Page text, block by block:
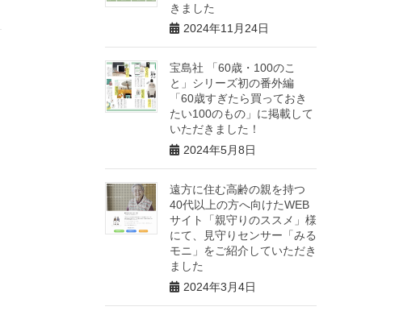
きました
2024年11月24日
宝島社 「60歳・100のこ
と」シリーズ初の番外編
「60歳すぎたら買っておき
たい100のもの」に掲載して
いただきました！
2024年5月8日
遠方に住む高齢の親を持つ
40代以上の方へ向けたWEB
サイト「親守りのススメ」様
にて、見守りセンサー「みる
モニ」をご紹介していただき
ました
2024年3月4日